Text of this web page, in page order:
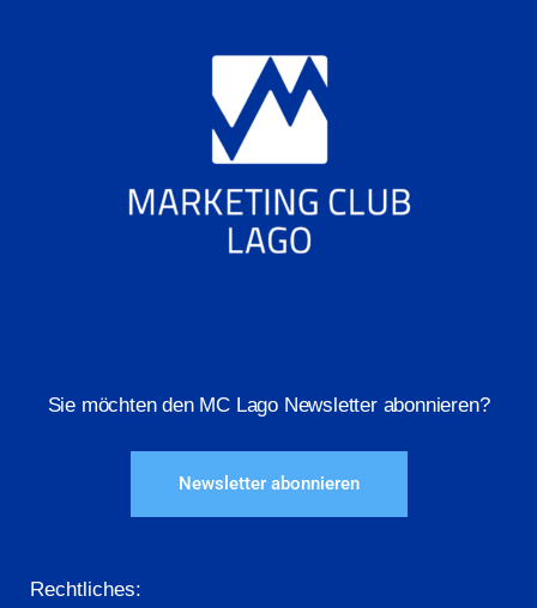
Sie möchten den MC Lago Newsletter abonnieren?
Newsletter abonnieren
Rechtliches: